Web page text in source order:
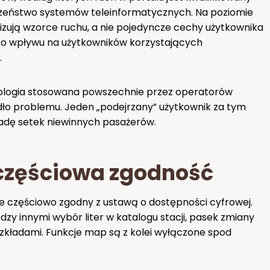
systemów teleinformatycznych. Na poziomie
wzorce ruchu, a nie pojedyncze cechy użytkownika
wpływu na użytkowników korzystających
stosowana powszechnie przez operatorów
problemu. Jeden „podejrzany” użytkownik za tym
setek niewinnych pasażerów.
zgodność
częściowo zgodny z ustawą o dostępności cyfrowej.
innymi wybór liter w katalogu stacji, pasek zmiany
Funkcje map są z kolei wyłączone spod